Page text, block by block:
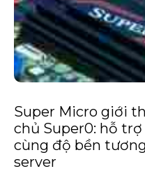
Super Micro giới
chủ Super0: hỗ
cùng độ bền
server